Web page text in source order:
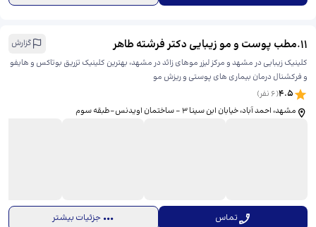
11
.مطب پوست و مو زیبایی دکتر فرشته طاهر
گزارش
کلینیک زیبایی در مشهد و مرکز لیزر موهای زائد در مشهد، بهترین کلینیک تزریق بوتاکس و هایفو
و فرکشنال درمان بیماری های پوستی و ریزش مو
4.5
(
6 نفر)
مشهد، احمد آباد، خیابان ابن سینا 3 - ساختمان اویدنس-طبقه سوم
تماس جزئیات بیشتر